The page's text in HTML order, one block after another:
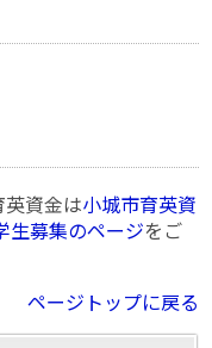
資金は小城市育英資
生募集のページをご
ページトップに戻る